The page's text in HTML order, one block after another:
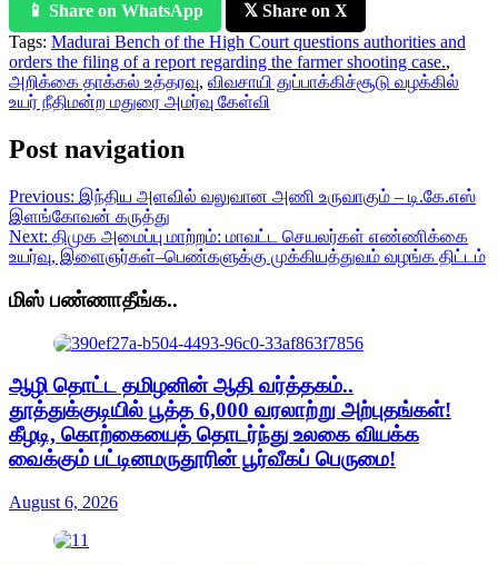
📱 Share on WhatsApp
𝕏 Share on X
Tags: Madurai Bench of the High Court questions authorities and
orders the filing of a report regarding the farmer shooting case.,
அறிக்கை தாக்கல் உத்தரவு, விவசாயி துப்பாக்கிச்சூடு வழக்கில்
உயர் நீதிமன்ற மதுரை அமர்வு கேள்வி
Post navigation
Previous: இந்திய அளவில் வலுவான அணி உருவாகும் – டி.கே.எஸ்
இளங்கோவன் கருத்து
Next: திமுக அமைப்பு மாற்றம்: மாவட்ட செயலர்கள் எண்ணிக்கை
உயர்வு, இளைஞர்கள்–பெண்களுக்கு முக்கியத்துவம் வழங்க திட்டம்
மிஸ் பண்ணாதீங்க..
ஆழி தொட்ட தமிழனின் ஆதி வர்த்தகம்..
தூத்துக்குடியில் பூத்த 6,000 வரலாற்று அற்புதங்கள்!
கீழடி, கொற்கையைத் தொடர்ந்து உலகை வியக்க
வைக்கும் பட்டினமருதூரின் பூர்வீகப் பெருமை!
August 6, 2026